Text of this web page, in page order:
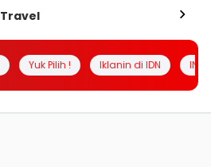
Travel
Yuk Pilih ! Iklanin di IDN